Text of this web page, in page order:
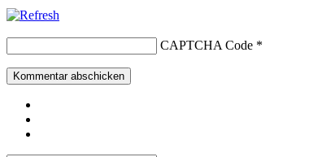
CAPTCHA Code *